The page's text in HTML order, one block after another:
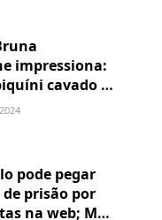
impressiona:
cavado e
chegar em
pode pegar
prisão por
na web; MPF